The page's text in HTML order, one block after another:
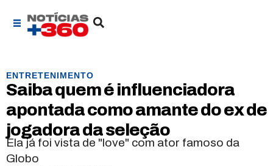
ENTRETENIMENTO
Saiba quem é influenciadora
apontada como amante do ex de
jogadora da seleção
Ela já foi vista de "love" com ator famoso da
Globo